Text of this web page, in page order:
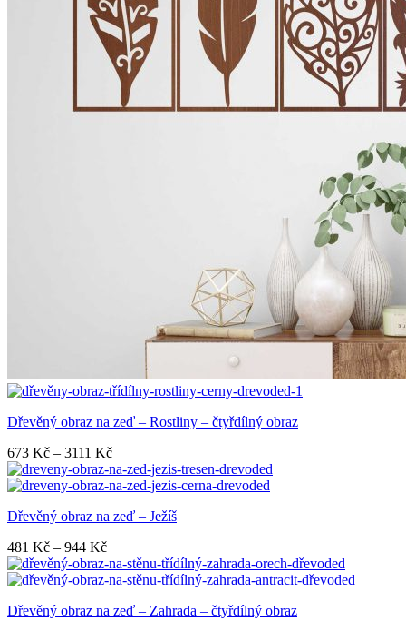
Dřevěný obraz na zeď – Rostliny – čtyřdílný obraz
673 Kč – 3111 KčRozpětí
cen:
673 Kč
3111 Kč
Dřevěný obraz na zeď – Ježíš
481 Kč – 944 KčRozpětí
cen:
481 Kč
944 Kč
Dřevěný obraz na zeď – Zahrada – čtyřdílný obraz